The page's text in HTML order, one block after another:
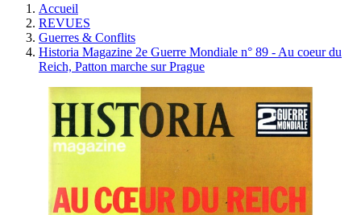
Accueil
REVUES
Guerres & Conflits
Historia Magazine 2e Guerre Mondiale n° 89 - Au coeur du
Reich, Patton marche sur Prague